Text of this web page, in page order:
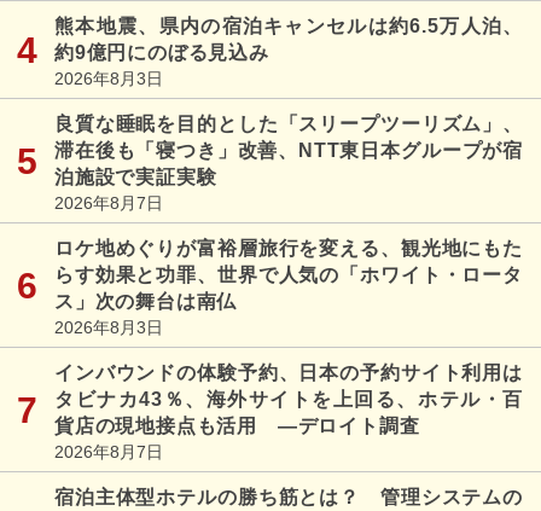
熊本地震、県内の宿泊キャンセルは約6.5万人泊、
約9億円にのぼる見込み
2026年8月3日
良質な睡眠を目的とした「スリープツーリズム」、
滞在後も「寝つき」改善、NTT東日本グループが宿
泊施設で実証実験
2026年8月7日
ロケ地めぐりが富裕層旅行を変える、観光地にもた
らす効果と功罪、世界で人気の「ホワイト・ロータ
ス」次の舞台は南仏
2026年8月3日
インバウンドの体験予約、日本の予約サイト利用は
タビナカ43％、海外サイトを上回る、ホテル・百
貨店の現地接点も活用 ―デロイト調査
2026年8月7日
宿泊主体型ホテルの勝ち筋とは？ 管理システムの